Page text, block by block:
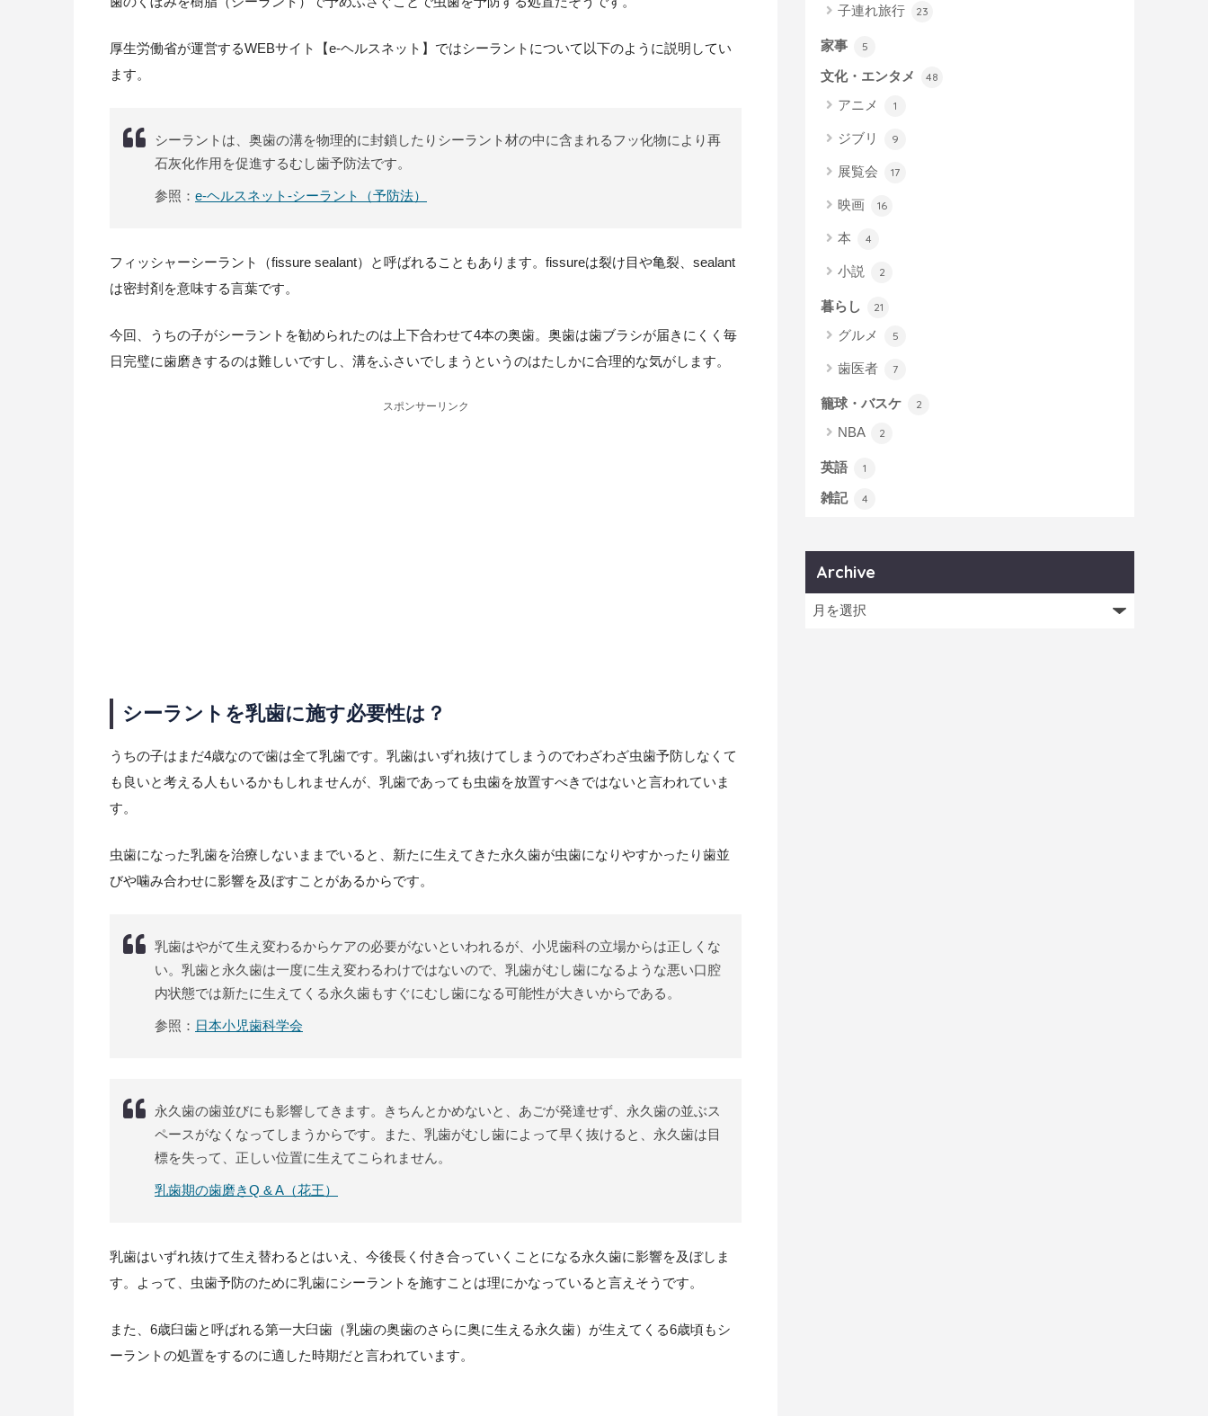
厚生労働省が運営するWEBサイト【e-ヘルスネット】ではシーラントについて以下のように説明してい
ます。
シーラントは、奥歯の溝を物理的に封鎖したりシーラント材の中に含まれるフッ化物により再
石灰化作用を促進するむし歯予防法です。
参照： e-ヘルスネット-シーラント（予防法）
フィッシャーシーラント（fissure sealant）と呼ばれることもあります。fissureは裂け目や亀裂、sealant
は密封剤を意味する言葉です。
今回、うちの子がシーラントを勧められたのは上下合わせて4本の奥歯。奥歯は歯ブラシが届きにくく毎
日完璧に歯磨きするのは難しいですし、溝をふさいでしまうというのはたしかに合理的な気がします。
スポンサーリンク
シーラントを乳歯に施す必要性は？
うちの子はまだ4歳なので歯は全て乳歯です。乳歯はいずれ抜けてしまうのでわざわざ虫歯予防しなくて
も良いと考える人もいるかもしれませんが、乳歯であっても虫歯を放置すべきではないと言われていま
す。
虫歯になった乳歯を治療しないままでいると、新たに生えてきた永久歯が虫歯になりやすかったり歯並
びや噛み合わせに影響を及ぼすことがあるからです。
乳歯はやがて生え変わるからケアの必要がないといわれるが、小児歯科の立場からは正しくな
い。乳歯と永久歯は一度に生え変わるわけではないので、乳歯がむし歯になるような悪い口腔
内状態では新たに生えてくる永久歯もすぐにむし歯になる可能性が大きいからである。
参照： 日本小児歯科学会
永久歯の歯並びにも影響してきます。きちんとかめないと、あごが発達せず、永久歯の並ぶス
ペースがなくなってしまうからです。また、乳歯がむし歯によって早く抜けると、永久歯は目
標を失って、正しい位置に生えてこられません。
乳歯期の歯磨きQ & A（花王）
乳歯はいずれ抜けて生え替わるとはいえ、今後長く付き合っていくことになる永久歯に影響を及ぼしま
す。よって、虫歯予防のために乳歯にシーラントを施すことは理にかなっていると言えそうです。
また、6歳臼歯と呼ばれる第一大臼歯（乳歯の奥歯のさらに奥に生える永久歯）が生えてくる6歳頃もシ
ーラントの処置をするのに適した時期だと言われています。
子連れ旅行 23
家事 5
文化・エンタメ 48
アニメ 1
ジブリ 9
展覧会 17
映画 16
本 4
小説 2
暮らし 21
グルメ 5
歯医者 7
籠球・バスケ 2
NBA 2
英語 1
雑記 4
Archive